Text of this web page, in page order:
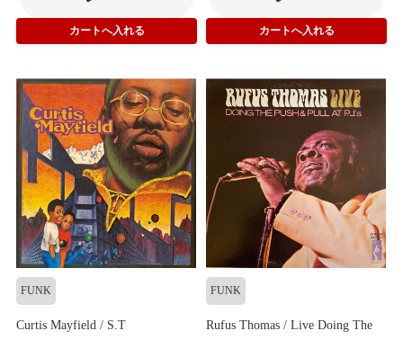
FUNK
Curtis Mayfield / S.T
FUNK
Rufus Thomas / Live Doing The